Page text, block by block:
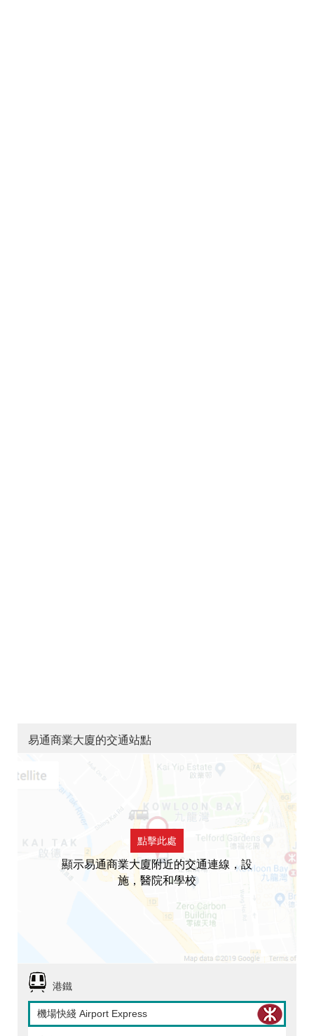
易通商業大廈的交通站點
點擊此處
顯示易通商業大廈附近的交通連線，設
施，醫院和學校
港鐵
機場快綫 Airport Express